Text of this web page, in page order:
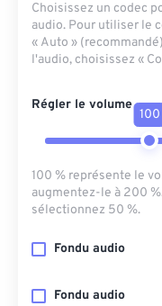
Choisissez un codec
audio. Pour utiliser le
« Auto »
l'audio, choisissez «
Régler le volume
100
100 % représente le
augmentez-le à 200
sélectionnez 50 %.
Fondu audio
Fondu audio